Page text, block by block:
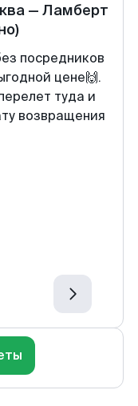
— Ламберт
посредников
цене🙌.
туда и
возвращения